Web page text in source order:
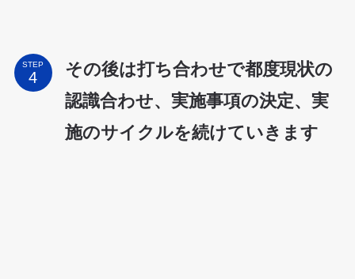
STEP
その後は打ち合わせで都度現状の
認識合わせ、実施事項の決定、実
施のサイクルを続けていきます